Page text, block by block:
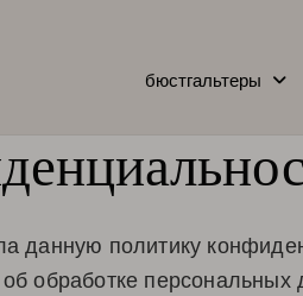
бюстгальтеры
данную политику
обработке персональных